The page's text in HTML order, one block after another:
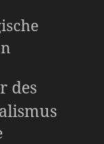
des